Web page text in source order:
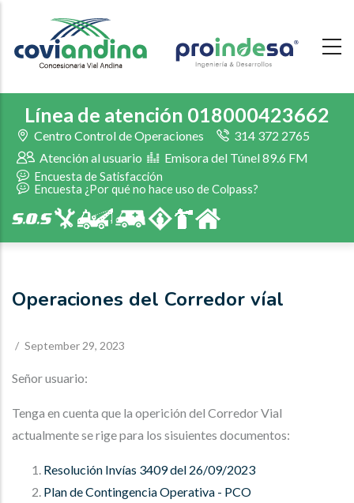
main
Línea de atención 018000423662
Centro Control de Operaciones
314 372 2765
Atención al usuario
Emisora del Túnel 89.6 FM
Encuesta de Satisfacción
Encuesta ¿Por qué no hace uso de Colpass?
Operaciones del Corredor víal
/ September 29, 2023
Señor usuario:
Tenga en cuenta que la operición del Corredor Vial
actualmente se rige para los sisuientes documentos:
Resolución Invías 3409 del 26/09/2023
Plan de Contingencia Operativa - PCO